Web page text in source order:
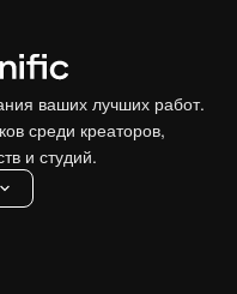
ваших лучших работ.
среди креаторов,
и студий.